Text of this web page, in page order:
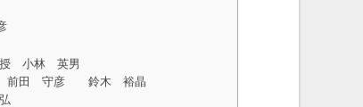
授 小林 英男
） 前田 守彦 鈴木 裕晶